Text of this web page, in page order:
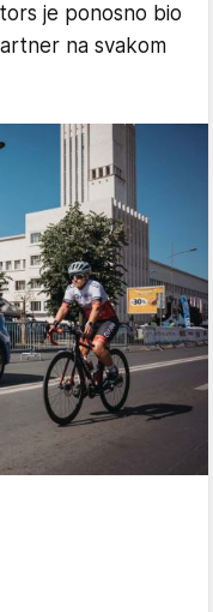
je ponosno bio
na svakom